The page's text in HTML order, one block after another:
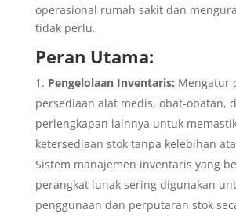
operasional rumah sakit dan
tidak perlu.
Peran Utama:
Pengelolaan Inventaris: Mengatur
persediaan alat medis, obat-obatan,
perlengkapan lainnya untuk
ketersediaan stok tanpa kelebihan
Sistem manajemen inventaris yang
perangkat lunak sering digunakan
penggunaan dan perputaran stok